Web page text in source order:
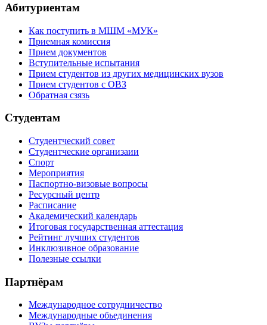
Абитуриентам
Как поступить в МШМ «МУК»
Приемная комиссия
Прием документов
Вступительные испытания
Прием студентов из других медицинских вузов
Прием студентов с ОВЗ
Обратная сзязь
Студентам
Студентческий совет
Студентческие организаии
Спорт
Мероприятия
Паспортно-визовые вопросы
Ресурсный центр
Расписание
Академический календарь
Итоговая государственная аттестация
Рейтинг лучших студентов
Инклюзивное образование
Полезные ссылки
Партнёрам
Международное сотрудничество
Международные обьединения